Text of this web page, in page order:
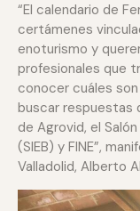
“El calendario de
certámenes
enoturismo y
profesionales que
conocer cuáles
buscar respuestas
de Agrovid, el
(SIEB) y FINE”,
Valladolid, Alberto